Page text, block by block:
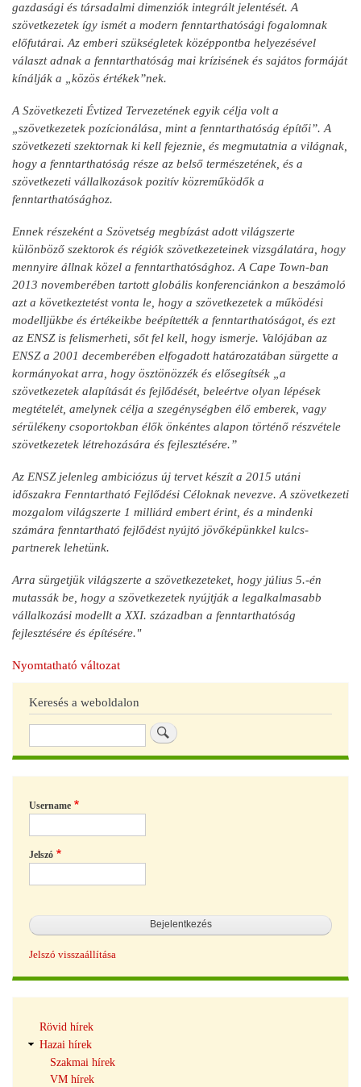
gazdasági és társadalmi dimenziók integrált jelentését. A
szövetkezetek így ismét a modern fenntarthatósági fogalomnak
előfutárai. Az emberi szükségletek középpontba helyezésével
választ adnak a fenntarthatóság mai krízisének és sajátos formáját
kínálják a „közös értékek”nek.
A Szövetkezeti Évtized Tervezetének egyik célja volt a
„szövetkezetek pozícionálása, mint a fenntarthatóság építői”. A
szövetkezeti szektornak ki kell fejeznie, és megmutatnia a világnak,
hogy a fenntarthatóság része az belső természetének, és a
szövetkezeti vállalkozások pozitív közreműködők a
fenntarthatósághoz.
Ennek részeként a Szövetség megbízást adott világszerte
különböző szektorok és régiók szövetkezeteinek vizsgálatára, hogy
mennyire állnak közel a fenntarthatósághoz. A Cape Town-ban
2013 novemberében tartott globális konferenciánkon a beszámoló
azt a következtetést vonta le, hogy a szövetkezetek a működési
modelljükbe és értékeikbe beépítették a fenntarthatóságot, és ezt
az ENSZ is felismerheti, sőt fel kell, hogy ismerje. Valójában az
ENSZ a 2001 decemberében elfogadott határozatában sürgette a
kormányokat arra, hogy ösztönözzék és elősegítsék „a
szövetkezetek alapítását és fejlődését, beleértve olyan lépések
megtételét, amelynek célja a szegénységben élő emberek, vagy
sérülékeny csoportokban élők önkéntes alapon történő részvétele
szövetkezetek létrehozására és fejlesztésére.”
Az ENSZ jelenleg ambiciózus új tervet készít a 2015 utáni
időszakra Fenntartható Fejlődési Céloknak nevezve. A szövetkezeti
mozgalom világszerte 1 milliárd embert érint, és a mindenki
számára fenntartható fejlődést nyújtó jövőképünkkel kulcs-
partnerek lehetünk.
Arra sürgetjük világszerte a szövetkezeteket, hogy július 5.-én
mutassák be, hogy a szövetkezetek nyújtják a legalkalmasabb
vállalkozási modellt a XXI. században a fenntarthatóság
fejlesztésére és építésére."
Nyomtatható változat
Keresés a weboldalon
Username
Jelszó
Jelszó visszaállítása
navigáció
Rövid hírek
Hazai hírek
Szakmai hírek
VM hírek